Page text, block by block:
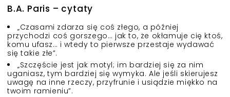
B.A. Paris – cytaty
„Czasami zdarza się coś złego, a później
przychodzi coś gorszego… jak to, że okłamuje cię ktoś,
komu ufasz… i wtedy to pierwsze przestaje wydawać
się takie złe”.
„Szczęście jest jak motyl; im bardziej się za nim
uganiasz, tym bardziej się wymyka. Ale jeśli skierujesz
uwagę na inne rzeczy, przyfrunie i usiądzie miękko na
twoim ramieniu”.